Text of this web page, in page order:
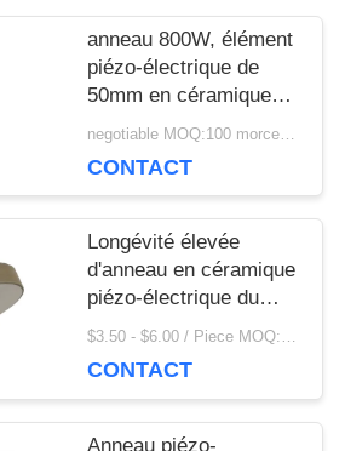
anneau 800W, élément
piézo-électrique de
50mm en céramique
piézoélectrique pour lanegotiable MOQ:100 morceaux/morceaux
CONTACT
Longévité élevée
d'anneau en céramique
piézo-électrique du
diamètre 35mm pour le
nettoyage
$3.50 - $6.00 / Piece MOQ:100 morceaux/morceaux
CONTACT
Anneau piézo-